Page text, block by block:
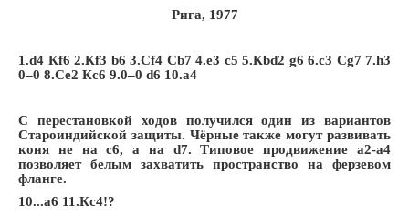
Рига, 1977
1.d4 Кf6 2.Кf3 b6 3.Сf4 Сb7 4.e3 c5 5.Кbd2 g6 6.c3 Сg7 7.h3
0–0 8.Сe2 Кc6 9.0–0 d6 10.a4
С перестановкой ходов получился один из вариантов
Староиндийской защиты. Чёрные также могут развивать
коня не на с6, а на d7. Типовое продвижение а2-a4
позволяет белым захватить пространство на ферзевом
фланге.
10...a6 11.Кc4!?